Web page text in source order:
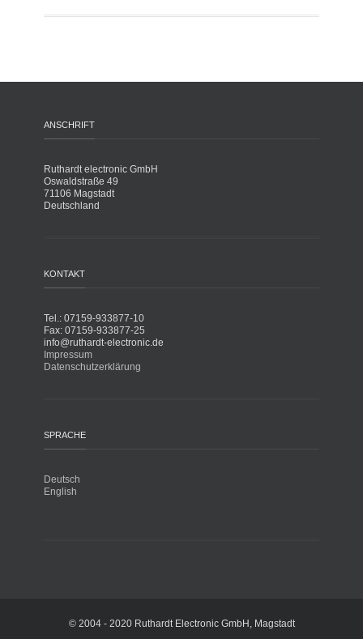
ANSCHRIFT
Ruthardt electronic GmbH
Oswaldstraße 49
71106 Magstadt
Deutschland
KONTAKT
Tel.: 07159-933877-10
Fax: 07159-933877-25
info@ruthardt-electronic.de
Impressum
Datenschutzerklärung
SPRACHE
Deutsch
English
© 2004 - 2020 Ruthardt Electronic GmbH, Magstadt